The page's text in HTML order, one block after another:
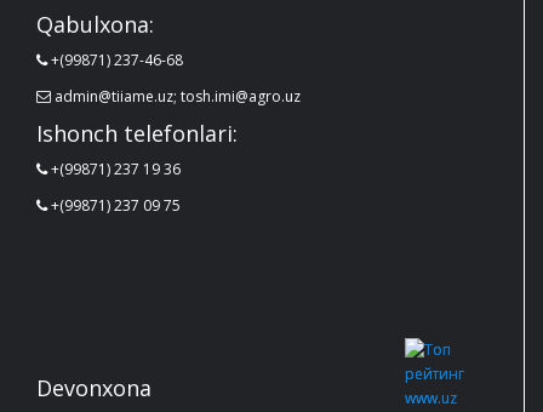
Qabulxona:
+(99871) 237-46-68
admin@tiiame.uz; tosh.imi@agro.uz
Ishonch telefonlari:
+(99871) 237 19 36
+(99871) 237 09 75
Devonxona